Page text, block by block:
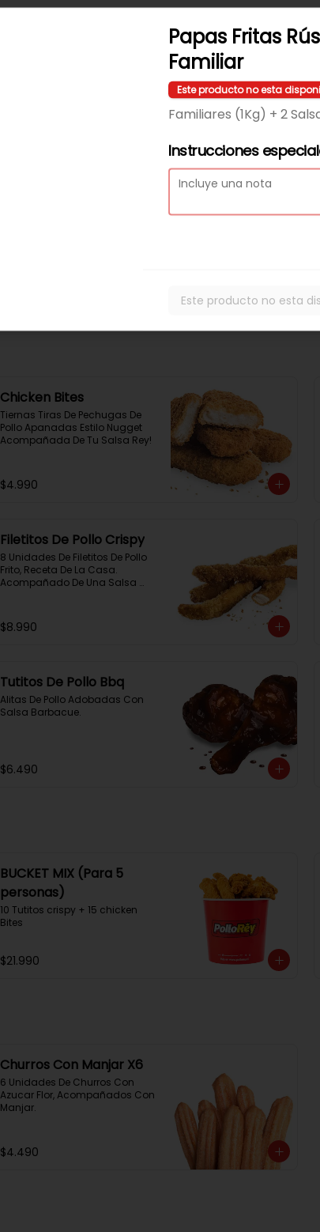
Chicken Bites
Tiernas Tiras De Pechugas De
Pollo Apanadas Estilo Nugget
Acompañada De Tu Salsa Rey!
$4.990
Filetitos De Pollo Crispy
8 Unidades De Filetitos De Pollo
Frito, Receta De La Casa.
Acompañado De Una Salsa
$8.990
Tutitos De Pollo Bbq
Alitas De Pollo Adobadas Con
Salsa Barbacue.
$6.490
BUCKET MIX (Para 5
personas)
10 Tutitos crispy + 15 chicken
Bites
$21.990
Churros Con Manjar X6
6 Unidades De Churros Con
Azucar Flor, Acompañados Con
Manjar.
$4.490
Papas Fritas
Familiar
Este producto no esta
Familiares (1Kg) + 2
Instrucciones
Este producto no esta